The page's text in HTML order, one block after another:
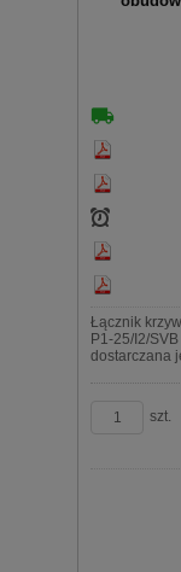
Łącznik
P1-25/I2/
dostarczana
szt.